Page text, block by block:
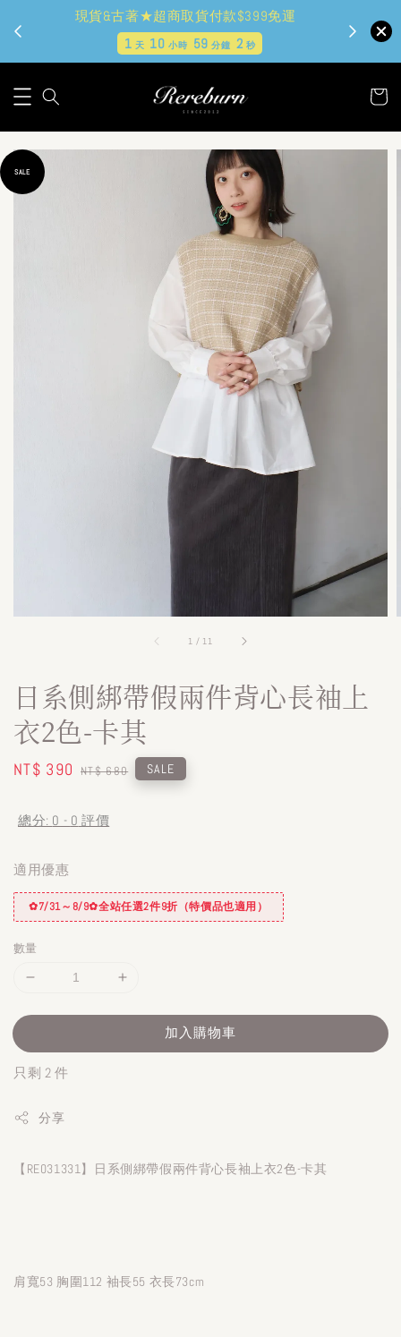
現貨&古著★超商取貨付款$399免運
1 天 10 小時 59 分鐘 0秒
1 / 11
SALE
日系側綁帶假兩件背心長袖上
衣2色-卡其
Sale
NT$ 390 Regular
NT$ 680 SALE
總分: 0 - 0 評價
適用優惠
✿7/31～8/9✿全站任選2件9折（特價品也適用）
數量
加入購物車
只剩 2 件
分享
【RE031331】日系側綁帶假兩件背心長袖上衣2色-卡其
肩寬53 胸圍112 袖長55 衣長73cm